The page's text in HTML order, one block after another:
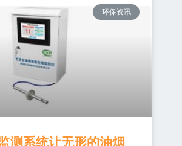
环保资讯
测系统让无形的油烟